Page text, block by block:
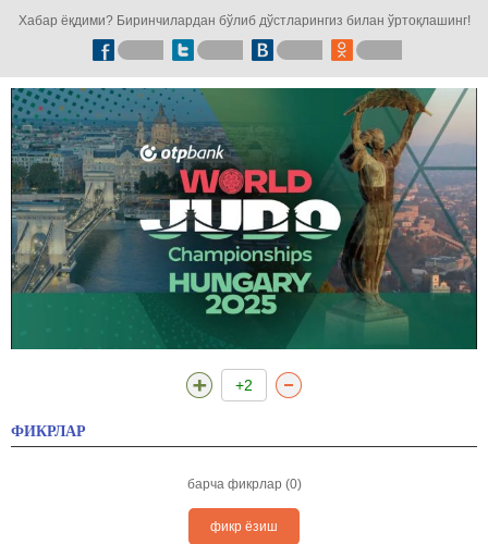
Хабар ёқдими? Биринчилардан бўлиб дўстларингиз билан ўртоқлашинг!
+2
ФИКРЛАР
барча фикрлар (0)
фикр ёзиш